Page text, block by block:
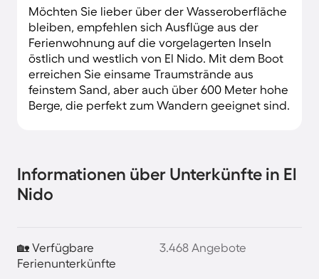
Möchten Sie lieber über der Wasseroberfläche
bleiben, empfehlen sich Ausflüge aus der
Ferienwohnung auf die vorgelagerten Inseln
östlich und westlich von El Nido. Mit dem Boot
erreichen Sie einsame Traumstrände aus
feinstem Sand, aber auch über 600 Meter hohe
Berge, die perfekt zum Wandern geeignet sind.
Informationen über Unterkünfte in El
Nido
🏡 Verfügbare
Ferienunterkünfte
3.468 Angebote